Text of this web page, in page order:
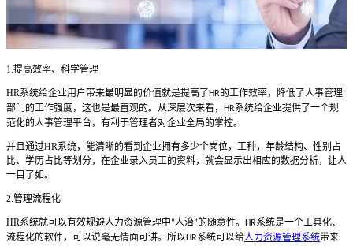
1.提高效率、科学管理
HR系统给企业用户带来最明显的价值就是提高了 HR的工作效率，降低了人事管理
部门的工作强度，这也是最直观的。从深层次来看，
HR系统给企业提供了一个规
范化的人事管理平台，有利于管理者对企业全局的掌控。
并且通过HR系统，能清晰的看到企业拥有多少个岗位，工种，年龄结构、性别占
比、学历占比等划分，在企业录入员工的资料，就会显示出相应的数据分析，让人
一目了如。
2.管理流程化
HR系统就可以有效规避人力资源管理中“人治”的随意性。 HR系统是一个工具化、
流程化的软件，可以说毫无情面可讲。所以HR系统可以给人力资源管理系统带来